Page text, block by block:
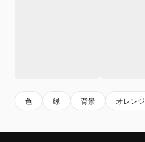
色 緑 背景 オレンジ